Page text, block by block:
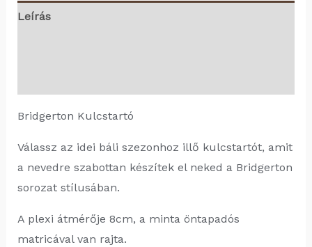
Leírás
Bridgerton Kulcstartó
Válassz az idei báli szezonhoz illő kulcstartót, amit
a nevedre szabottan készítek el neked a Bridgerton
sorozat stílusában.
A plexi átmérője 8cm, a minta öntapadós
matricával van rajta.